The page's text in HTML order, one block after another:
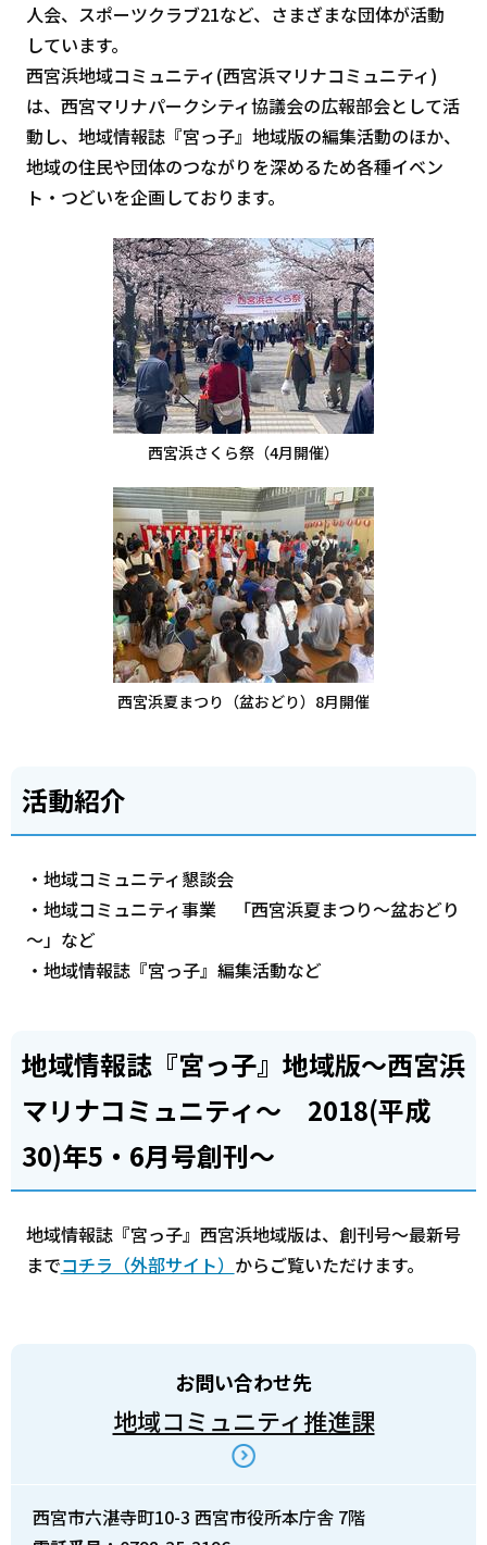
人会、スポーツクラブ21など、さまざまな団体が活動
しています。
西宮浜地域コミュニティ(西宮浜マリナコミュニティ)
は、西宮マリナパークシティ協議会の広報部会として活
動し、地域情報誌『宮っ子』地域版の編集活動のほか、
地域の住民や団体のつながりを深めるため各種イベン
ト・つどいを企画しております。
西宮浜さくら祭（4月開催）
西宮浜夏まつり（盆おどり）8月開催
活動紹介
・地域コミュニティ懇談会
・地域コミュニティ事業 「西宮浜夏まつり～盆おどり
～」など
・地域情報誌『宮っ子』編集活動など
地域情報誌『宮っ子』地域版～西宮浜
マリナコミュニティ～ 2018(平成
30)年5・6月号創刊～
地域情報誌『宮っ子』西宮浜地域版は、創刊号～最新号
までコチラ（外部サイト） からご覧いただけます。
お問い合わせ先
地域コミュニティ推進課
西宮市六湛寺町10-3 西宮市役所本庁舎 7階